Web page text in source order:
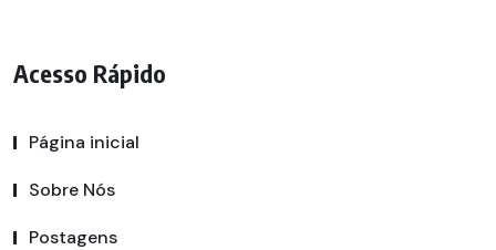
Acesso Rápido
Página inicial
Sobre Nós
Postagens